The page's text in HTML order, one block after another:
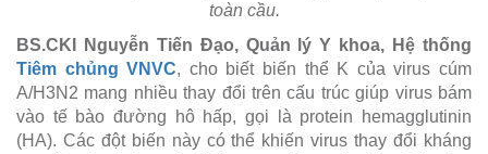
toàn cầu.
BS.CKI Nguyễn Tiến Đạo, Quản lý Y khoa, Hệ thống
Tiêm chủng VNVC, cho biết biến thể K của virus cúm
A/H3N2 mang nhiều thay đổi trên cấu trúc giúp virus bám
vào tế bào đường hô hấp, gọi là protein hemagglutinin
(HA). Các đột biến này có thể khiến virus thay đổi kháng